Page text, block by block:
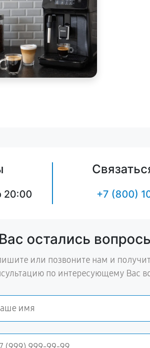
20:00 +7 (800)
остались
или позвоните нам и
по интересующему Вас